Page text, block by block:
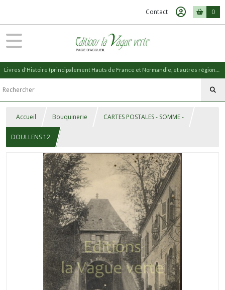
Contact 0
Accueil Bouquinerie CARTES POSTALES - SOMME -
DOULLENS 12